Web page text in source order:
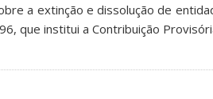
a extinção e dissolução de
que institui a Contribuição